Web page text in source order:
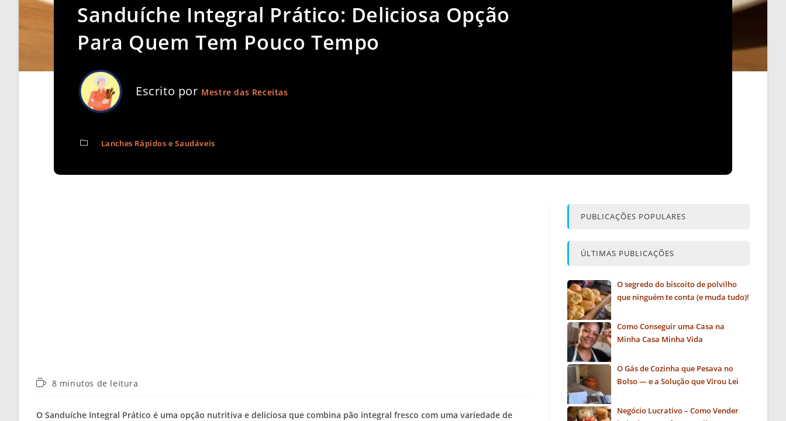
Sanduíche Integral Prático: Deliciosa Opção
Para Quem Tem Pouco Tempo
Escrito por Mestre das Receitas
Lanches Rápidos e Saudáveis
Tempo8 minutos de leitura
O Sanduíche Integral Prático é uma opção nutritiva e deliciosa que combina pão integral fresco com uma variedade de
PUBLICAÇÕES POPULARES
ÚLTIMAS PUBLICAÇÕES
O segredo do biscoito de polvilho
que ninguém te conta (e muda tudo)!
Como Conseguir uma Casa na
Minha Casa Minha Vida
O Gás de Cozinha que Pesava no
Bolso — e a Solução que Virou Lei
Negócio Lucrativo – Como Vender